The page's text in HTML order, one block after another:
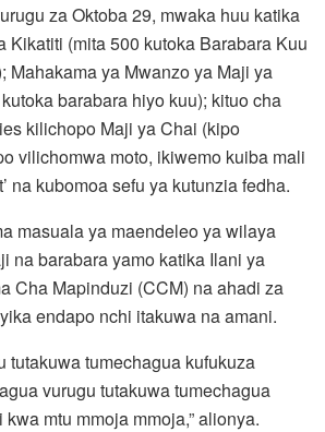
za Oktoba 29, mwaka huu katika
Kikatiti (mita 500 kutoka Barabara Kuu
Mahakama ya Mwanzo ya Maji ya
barabara hiyo kuu); kituo cha
kilichopo Maji ya Chai (kipo
vilichomwa moto, ikiwemo kuiba mali
na kubomoa sefu ya kutunzia fedha.
masuala ya maendeleo ya wilaya
na barabara yamo katika Ilani ya
Cha Mapinduzi (CCM) na ahadi za
endapo nchi itakuwa na amani.
tutakuwa tumechagua kufukuza
vurugu tutakuwa tumechagua
mtu mmoja mmoja,” alionya.